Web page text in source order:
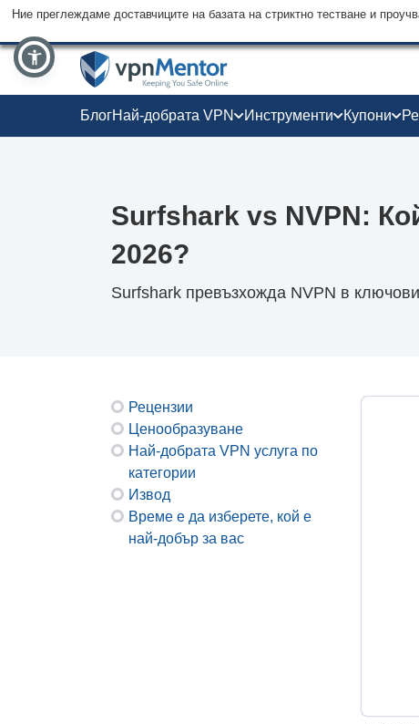
Ние преглеждаме доставчиците на базата на стриктно тестване и
БлогНай-добрата VPN Инструменти Купони
Surfshark vs NVPN:
2026?
Surfshark превъзхожда NVPN в
Рецензии
Ценообразуване
Най-добрата VPN услуга по
категории
Извод
Време е да изберете, кой е
най-добър за вас